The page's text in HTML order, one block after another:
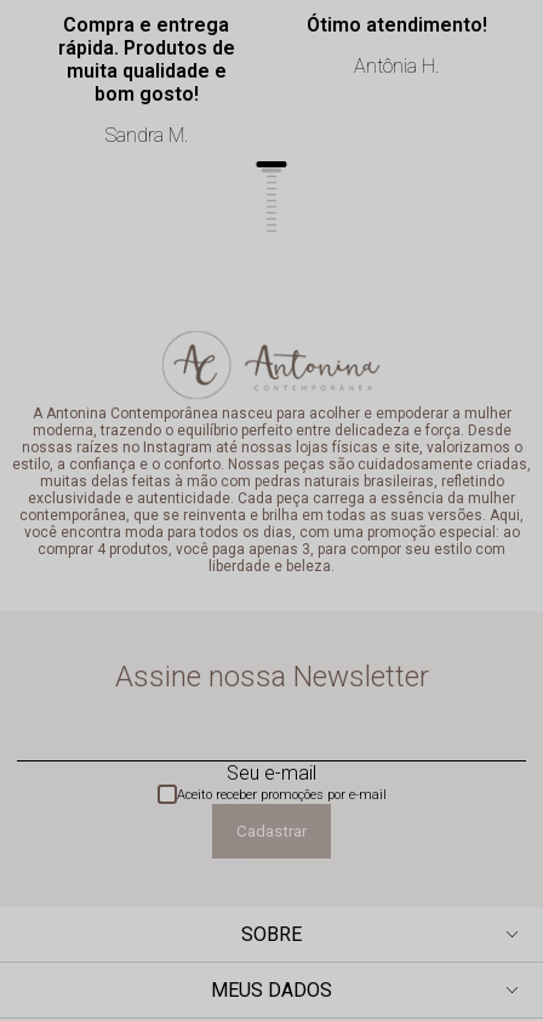
Compra e entrega
rápida. Produtos de
muita qualidade e
bom gosto!
Sandra M.
Ótimo atendimento!
Antônia H.
A Antonina Contemporânea nasceu para acolher e empoderar a mulher
moderna, trazendo o equilíbrio perfeito entre delicadeza e força. Desde
nossas raízes no Instagram até nossas lojas físicas e site, valorizamos o
estilo, a confiança e o conforto. Nossas peças são cuidadosamente criadas,
muitas delas feitas à mão com pedras naturais brasileiras, refletindo
exclusividade e autenticidade. Cada peça carrega a essência da mulher
contemporânea, que se reinventa e brilha em todas as suas versões. Aqui,
você encontra moda para todos os dias, com uma promoção especial: ao
comprar 4 produtos, você paga apenas 3, para compor seu estilo com
liberdade e beleza.
Assine nossa Newsletter
Seu e-mail
Cadastrar
Aceito receber promoções por e-mail
SOBRE
MEUS DADOS